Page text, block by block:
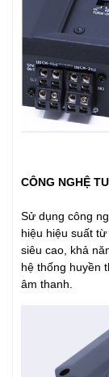
CÔNG NGHỆ
Sử dụng công
hiệu hiệu suất
siêu cao, khả
hệ thống huyền
âm thanh.